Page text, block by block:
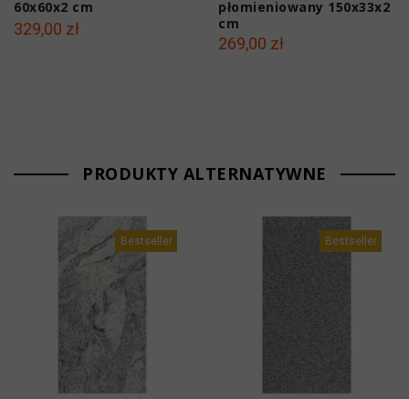
60x60x2 cm
329,00 zł
płomieniowany 150x33x2
cm
269,00 zł
PRODUKTY ALTERNATYWNE
Bestseller Bestseller